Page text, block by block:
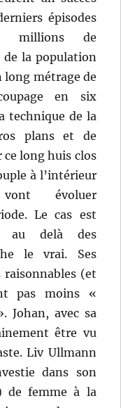
épisodes
millions de
la population
long métrage de
en six
technique de la
plans et de
long huis clos
à l’intérieur
évoluer
Le cas est
au delà des
le vrai. Ses
raisonnables (et
pas moins «
Johan, avec sa
être vu
Liv Ullmann
dans son
de femme à la